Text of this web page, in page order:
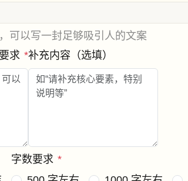
可以写一封足够吸引人的文案
求 *补充内容（选填）
字数要求 *